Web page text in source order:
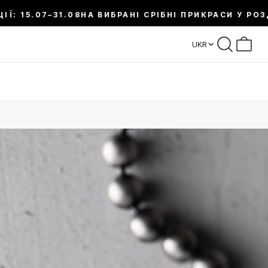
НА ВИБРАНІ СРІБНІ ПРИКРАСИ У РОЗДІЛІ
UKR